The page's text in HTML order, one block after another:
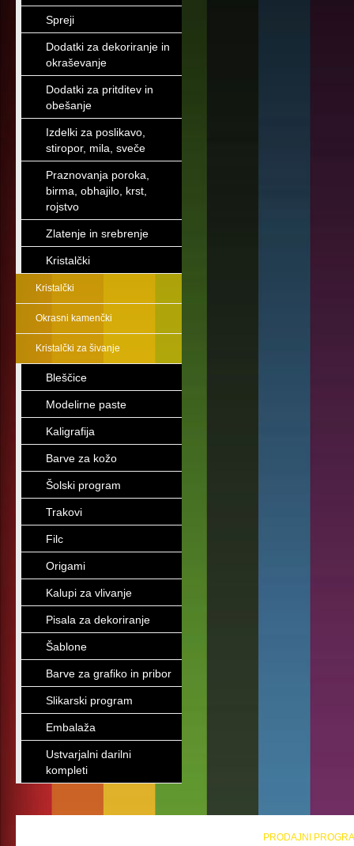
Spreji
Dodatki za dekoriranje in
okraševanje
Dodatki za pritditev in
obešanje
Izdelki za poslikavo,
stiropor, mila, sveče
Praznovanja poroka,
birma, obhajilo, krst,
rojstvo
Zlatenje in srebrenje
Kristalčki
Kristalčki
Okrasni kamenčki
Kristalčki za šivanje
Bleščice
Modelirne paste
Kaligrafija
Barve za kožo
Šolski program
Trakovi
Filc
Origami
Kalupi za vlivanje
Pisala za dekoriranje
Šablone
Barve za grafiko in pribor
Slikarski program
Embalaža
Ustvarjalni darilni
kompleti
PRODAJNI